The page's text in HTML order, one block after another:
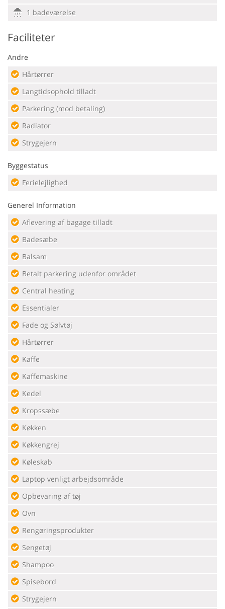
1 badeværelse
Faciliteter
Andre
Hårtørrer
Langtidsophold tilladt
Parkering (mod betaling)
Radiator
Strygejern
Byggestatus
Ferielejlighed
Generel Information
Aflevering af bagage tilladt
Badesæbe
Balsam
Betalt parkering udenfor området
Central heating
Essentialer
Fade og Sølvtøj
Hårtørrer
Kaffe
Kaffemaskine
Kedel
Kropssæbe
Køkken
Køkkengrej
Køleskab
Laptop venligt arbejdsområde
Opbevaring af tøj
Ovn
Rengøringsprodukter
Sengetøj
Shampoo
Spisebord
Strygejern